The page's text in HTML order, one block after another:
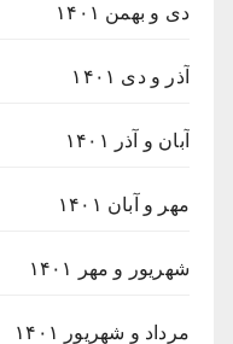
دی و بهمن ۱۴۰۱
آذر و دی ۱۴۰۱
آبان و آذر ۱۴۰۱
مهر و آبان ۱۴۰۱
شهریور و مهر ۱۴۰۱
مرداد و شهریور ۱۴۰۱